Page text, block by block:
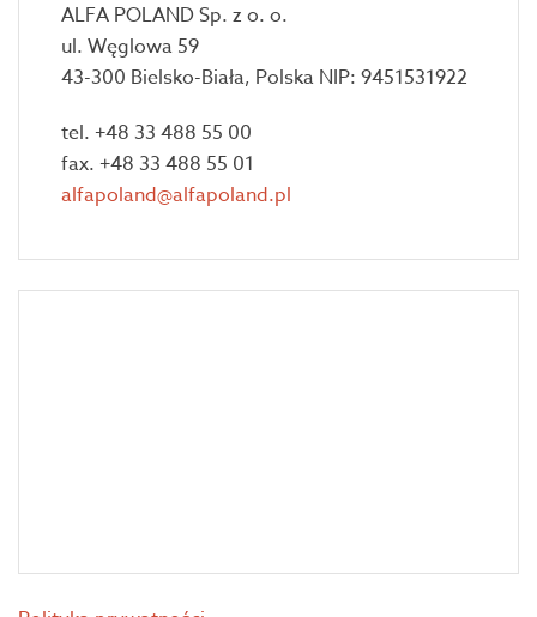
ALFA POLAND Sp. z o. o.
ul. Węglowa 59
43-300 Bielsko-Biała, Polska NIP: 9451531922
tel. +48 33 488 55 00
fax. +48 33 488 55 01
alfapoland@alfapoland.pl